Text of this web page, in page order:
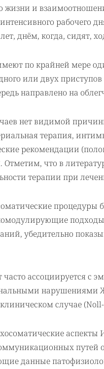
жизни и
рабочего
днём, когда, сидят,
по крайней мере
или двух
направлено на
нет видимой
терапия,
рекомендации
что в
терапии при
процедуры
убедительно
ассоциируется с
нарушениями
случае (Noll-
данные